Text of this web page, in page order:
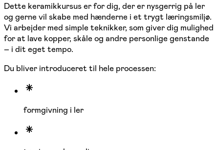
Dette keramikkursus er for dig, der er nysgerrig på ler
og gerne vil skabe med hænderne i et trygt læringsmiljø.
Vi arbejder med simple teknikker, som giver dig mulighed
for at lave kopper, skåle og andre personlige genstande
– i dit eget tempo.
Du bliver introduceret til hele processen:
formgivning i ler